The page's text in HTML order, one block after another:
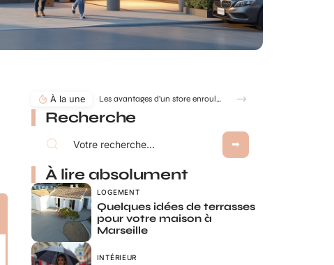
À la une Les avantages d’un store enrouleur sur mesure : confort, design et adaptabilité
Recherche
À lire absolument
LOGEMENT
Quelques idées de terrasses
pour votre maison à
Marseille
INTÉRIEUR